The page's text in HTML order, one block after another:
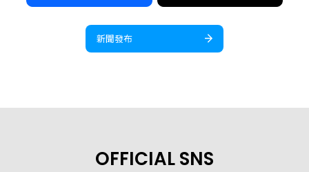
新聞發布
OFFICIAL SNS